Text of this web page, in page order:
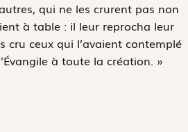
qui ne les crurent pas non
à table : il leur reprocha leur
cru ceux qui l’avaient contemplé
à toute la création. »